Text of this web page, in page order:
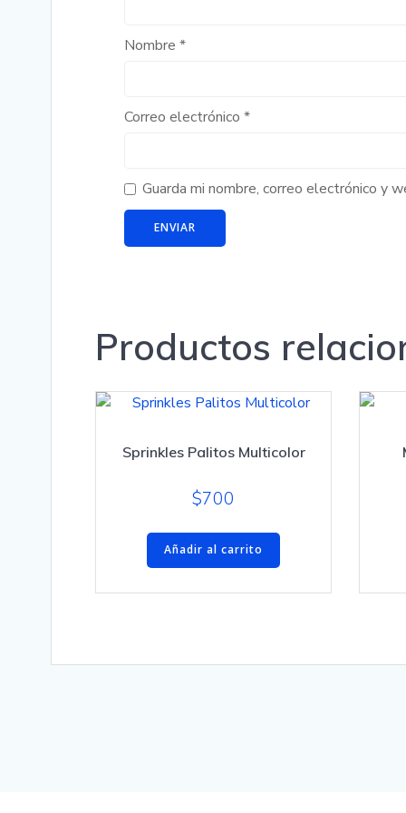
Nombre *
Correo electrónico *
Guarda mi nombre, correo electrónico y
Productos
Sprinkles Palitos Multicolor
$700
Añadir al carrito